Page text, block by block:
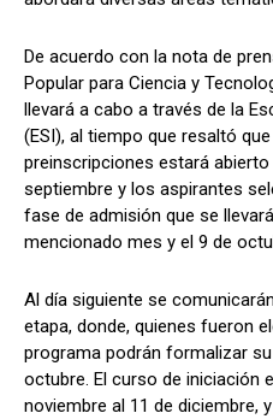
De acuerdo con la nota de
Popular para Ciencia y
llevará a cabo a través de la
(ESI), al tiempo que resaltó
preinscripciones estará
septiembre y los aspirantes
fase de admisión que se
mencionado mes y el 9 de
Al día siguiente se
etapa, donde, quienes fueron
programa podrán formalizar
octubre. El curso de iniciación
noviembre al 11 de diciembre,